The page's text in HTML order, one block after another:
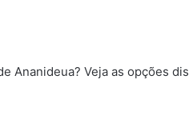
Ananideua? Veja as opções